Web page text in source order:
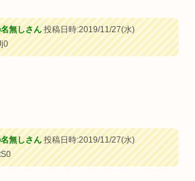
無しさん投稿日時:2019/11/27(水)
無しさん投稿日時:2019/11/27(水)